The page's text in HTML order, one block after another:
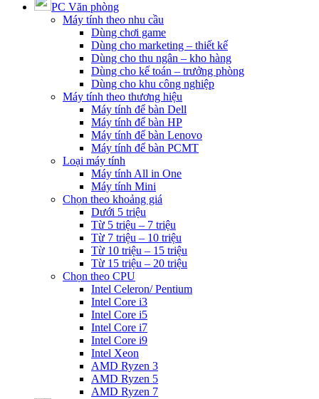
PC Văn phòng
Máy tính theo nhu cầu
Dùng chơi game
Dùng cho marketing – thiết kế
Dùng cho thu ngân – kho hàng
Dùng cho kế toán – trưởng phòng
Dùng cho khu công nghiệp
Máy tính theo thương hiệu
Máy tính để bàn Dell
Máy tính để bàn HP
Máy tính để bàn Lenovo
Máy tính để bàn PCMT
Loại máy tính
Máy tính All in One
Máy tính Mini
Chọn theo khoảng giá
Dưới 5 triệu
Từ 5 triệu – 7 triệu
Từ 7 triệu – 10 triệu
Từ 10 triệu – 15 triệu
Từ 15 triệu – 20 triệu
Chọn theo CPU
Intel Celeron/ Pentium
Intel Core i3
Intel Core i5
Intel Core i7
Intel Core i9
Intel Xeon
AMD Ryzen 3
AMD Ryzen 5
AMD Ryzen 7